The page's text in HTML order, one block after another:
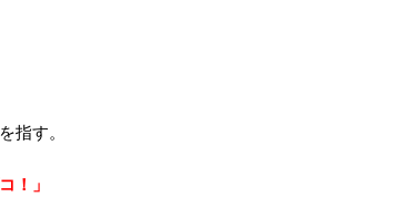
指す。
！」